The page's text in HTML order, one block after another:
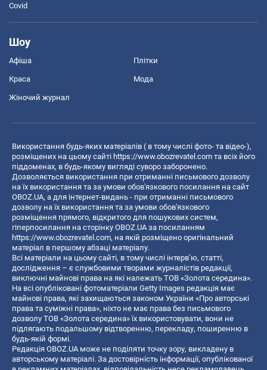
Covid
Шоу
Афіша Плітки
Краса Мода
Жіночий журнал
Використання будь-яких матеріалів ( в тому числі фото- та відео-),
розміщених на цьому сайті https://www.obozrevatel.com та всіх його
піддоменах, в будь-якому вигляді суворо заборонено.
Дозволяється використання при отриманні письмового дозволу
на їх використання та за умови обов'язкового посилання на сайт
OBOZ.UA, а для інтернет-видань - при отриманні письмового
дозволу на їх використання та за умови обов'язкового
розміщення прямого, відкритого для пошукових систем,
гіперпосилання на сторінку OBOZ.UA за посиланням
https://www.obozrevatel.com, на якій розміщено оригінальний
матеріал в першому абзаці матеріалу.
Всі матеріали на цьому сайті, в тому числі інтерв’ю, статті,
дослідження – є службовими творами журналістів редакції,
виключні майнові права на які належать ТОВ «Золота середина».
На всі опубліковані фотоматеріали Getty Images редакція має
майнові права, які захищаються законом України «Про авторські
права та суміжні права», ніхто не має права без письмового
дозволу ТОВ «Золота середина» їх використовувати, вони не
підлягають подальшому відтворенню, перекладу, поширенню в
будь-якій формі.
Редакція OBOZ.UA може не поділяти точку зору, викладену в
авторському матеріалі. За достовірність інформації, опублікованої